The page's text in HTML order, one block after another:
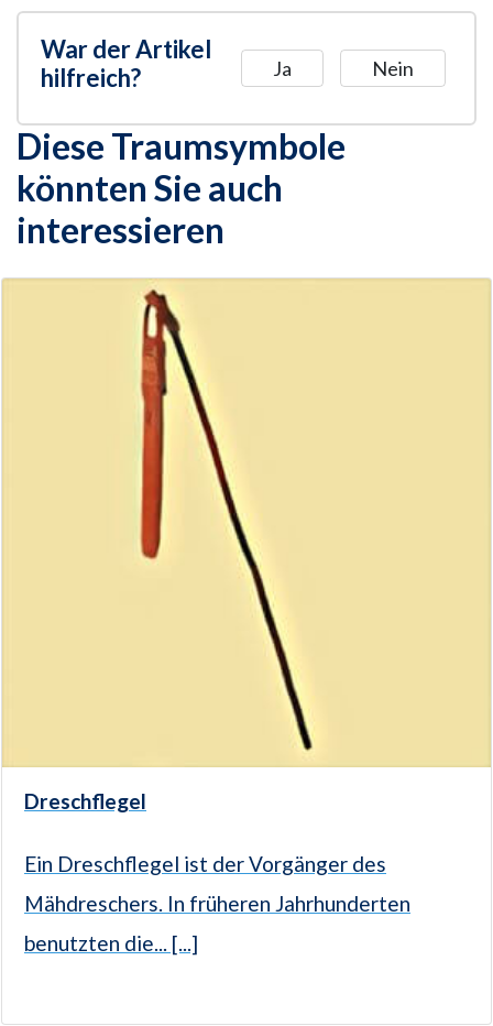
War der Artikel
hilfreich?
Ja Nein
Diese Traumsymbole
könnten Sie auch
interessieren
Dreschflegel
Ein Dreschflegel ist der Vorgänger des
Mähdreschers. In früheren Jahrhunderten
benutzten die... [...]